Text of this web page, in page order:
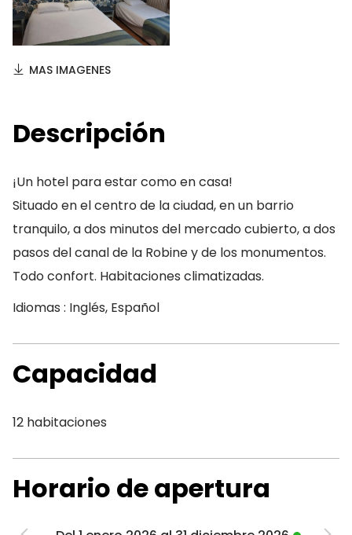
MAS IMAGENES
Descripción
¡Un hotel para estar como en casa!
Situado en el centro de la ciudad, en un barrio
tranquilo, a dos minutos del mercado cubierto, a dos
pasos del canal de la Robine y de los monumentos.
Todo confort. Habitaciones climatizadas.
Idiomas : Inglés, Español
Capacidad
12 habitaciones
Horario de apertura